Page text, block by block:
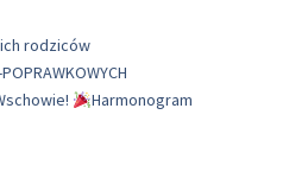
rodziców
Harmonogram